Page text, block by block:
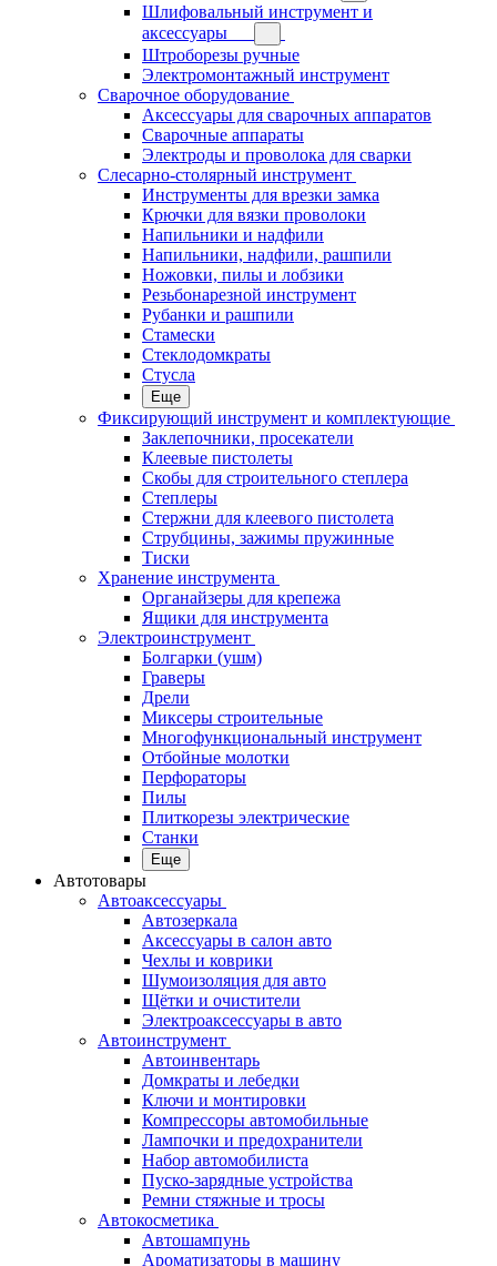
Шлифовальный инструмент и
аксессуары
Штроборезы ручные
Электромонтажный инструмент
Сварочное оборудование
Аксессуары для сварочных аппаратов
Сварочные аппараты
Электроды и проволока для сварки
Слесарно-столярный инструмент
Инструменты для врезки замка
Крючки для вязки проволоки
Напильники и надфили
Напильники, надфили, рашпили
Ножовки, пилы и лобзики
Резьбонарезной инструмент
Рубанки и рашпили
Стамески
Стеклодомкраты
Стусла
Еще
Фиксирующий инструмент и комплектующие
Заклепочники, просекатели
Клеевые пистолеты
Скобы для строительного степлера
Степлеры
Стержни для клеевого пистолета
Струбцины, зажимы пружинные
Тиски
Хранение инструмента
Органайзеры для крепежа
Ящики для инструмента
Электроинструмент
Болгарки (ушм)
Граверы
Дрели
Миксеры строительные
Многофункциональный инструмент
Отбойные молотки
Перфораторы
Пилы
Плиткорезы электрические
Станки
Еще
Автотовары
Автоаксессуары
Автозеркала
Аксессуары в салон авто
Чехлы и коврики
Шумоизоляция для авто
Щётки и очистители
Электроаксессуары в авто
Автоинструмент
Автоинвентарь
Домкраты и лебедки
Ключи и монтировки
Компрессоры автомобильные
Лампочки и предохранители
Набор автомобилиста
Пуско-зарядные устройства
Ремни стяжные и тросы
Автокосметика
Автошампунь
Ароматизаторы в машину